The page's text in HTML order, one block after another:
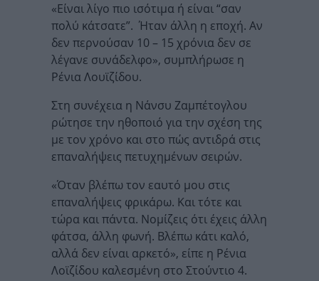
«Είναι λίγο πιο ισότιμα ή είναι “σαν
πολύ κάτσατε”. Ήταν άλλη η εποχή. Αν
δεν περνούσαν 10 – 15 χρόνια δεν σε
λέγανε συνάδελφο», συμπλήρωσε η
Ρένια Λουϊζίδου.
Στη συνέχεια η Νάνσυ Ζαμπέτογλου
ρώτησε την ηθοποιό για την σχέση της
με τον χρόνο και στο πώς αντιδρά στις
επαναλήψεις πετυχημένων σειρών.
«Όταν βλέπω τον εαυτό μου στις
επαναλήψεις φρικάρω. Και τότε και
τώρα και πάντα. Νομίζεις ότι έχεις άλλη
φάτσα, άλλη φωνή. Βλέπω κάτι καλό,
αλλά δεν είναι αρκετό», είπε η Ρένια
Λοϊζίδου καλεσμένη στο Στούντιο 4.